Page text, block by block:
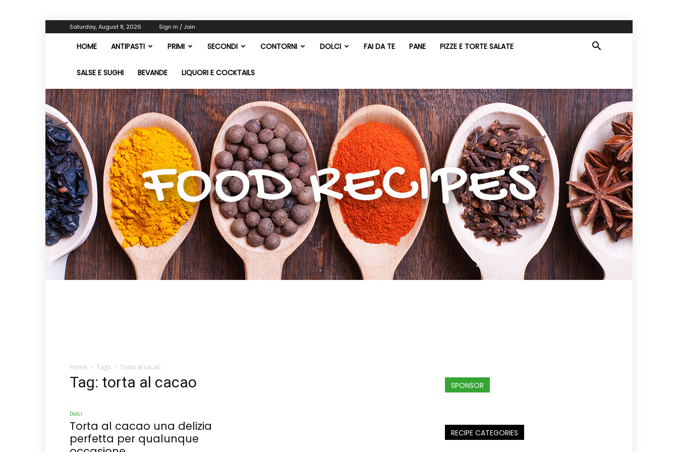
Saturday, August 8, 2026 Sign in / Join
HOME ANTIPASTI PRIMI SECONDI CONTORNI DOLCI FAI DA TE PANE PIZZE E TORTE SALATE
SALSE E SUGHI BEVANDE LIQUORI E COCKTAILS
Home Tags Torta al cacao
Tag: torta al cacao
Dolci
Torta al cacao una delizia
perfetta per qualunque
SPONSOR
RECIPE CATEGORIES